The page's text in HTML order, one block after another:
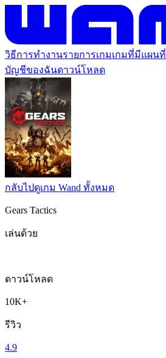
วิธีการทำงานรายการเกมเกมที่มีแผนที่
บัญชีของฉันดาวน์โหลด
กลับไปดูเกม Wand ทั้งหมด
Gears Tactics
เล่นด้วย
ดาวน์โหลด
10K+
รีวิว
4.9